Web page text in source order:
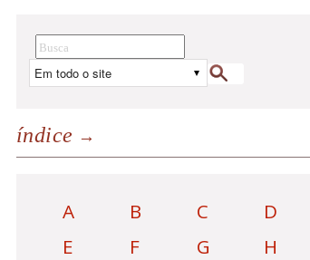
índice
A B C
D
E
F G
H